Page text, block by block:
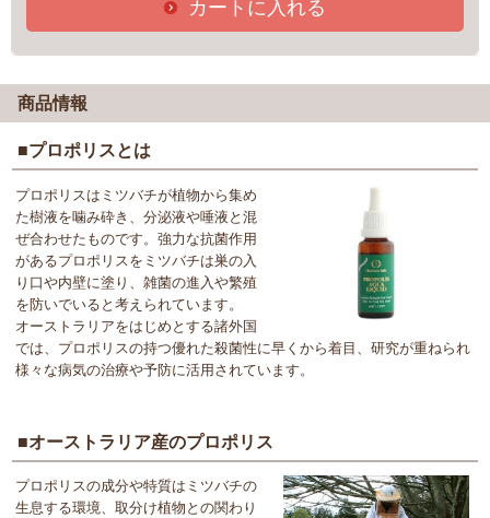
カートに入れる
商品情報
■プロポリスとは
プロポリスはミツバチが植物から集め
た樹液を噛み砕き、分泌液や唾液と混
ぜ合わせたものです。強力な抗菌作用
があるプロポリスをミツバチは巣の入
り口や内壁に塗り、雑菌の進入や繁殖
を防いでいると考えられています。
オーストラリアをはじめとする諸外国
では、プロポリスの持つ優れた殺菌性に早くから着目、研究が重ねられ
様々な病気の治療や予防に活用されています。
■オーストラリア産のプロポリス
プロポリスの成分や特質はミツバチの
生息する環境、取分け植物との関わり